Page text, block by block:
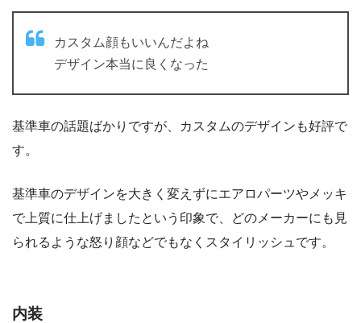
カスタム顔もいいんだよね
デザイン本当に良くなった
基準車の話題ばかりですが、カスタムのデザインも好評で
す。
基準車のデザインを大きく変えずにエアロパーツやメッキ
で上質に仕上げましたという印象で、どのメーカーにも見
られるような怒り顔などでもなくスタイリッシュです。
内装